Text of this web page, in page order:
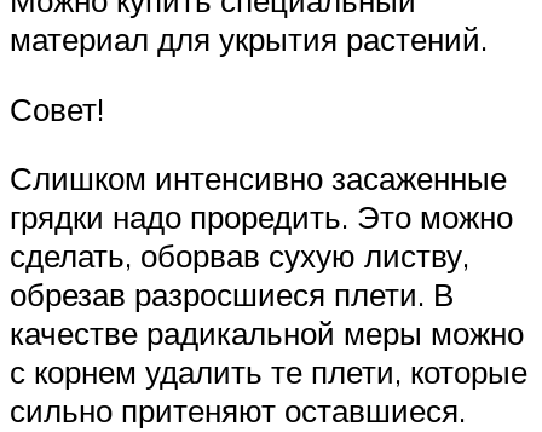
материал для укрытия растений.
Совет!
Слишком интенсивно засаженные
грядки надо проредить. Это можно
сделать, оборвав сухую листву,
обрезав разросшиеся плети. В
качестве радикальной меры можно
с корнем удалить те плети, которые
сильно притеняют оставшиеся.